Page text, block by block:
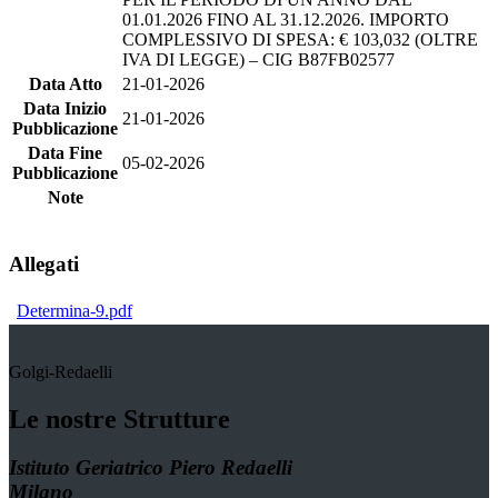
01.01.2026 FINO AL 31.12.2026. IMPORTO
COMPLESSIVO DI SPESA: € 103,032 (OLTRE
IVA DI LEGGE) – CIG B87FB02577
Data Atto
21-01-2026
Data Inizio
Pubblicazione
21-01-2026
Data Fine
Pubblicazione
05-02-2026
Note
Allegati
Determina-9.pdf
Golgi-Redaelli
Le nostre Strutture
Istituto Geriatrico Piero Redaelli
Milano